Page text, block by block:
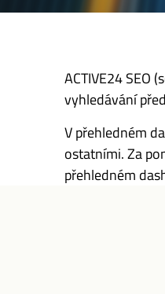
ACTIVE24 SEO
vyhledávání
V přehledném
ostatními. Za
přehledném